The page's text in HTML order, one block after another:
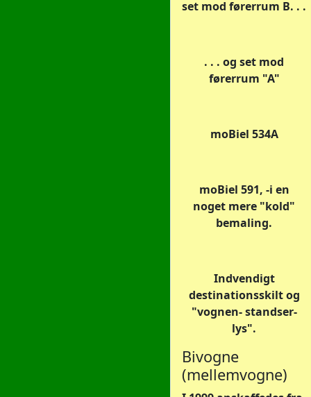
set mod førerrum B. . .
. . . og set mod
førerrum "A"
moBiel 534A
moBiel 591, -i en
noget mere "kold"
bemaling.
Indvendigt
destinationsskilt og
"vognen- standser-
lys".
Bivogne
(mellemvogne)